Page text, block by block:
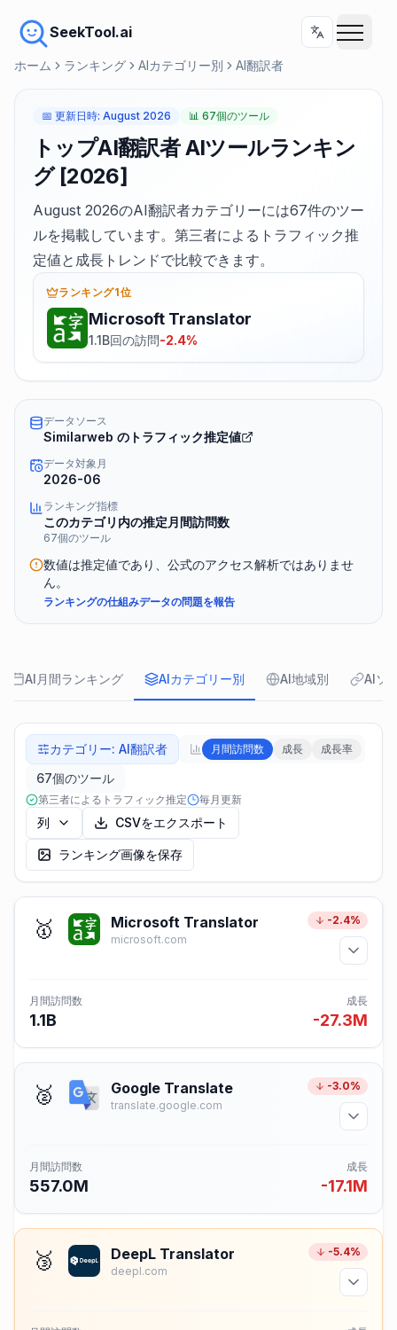
SeekTool.ai
ホーム ランキング AIカテゴリー別 AI翻訳者
📅 更新日時: August 2026 📊 67個のツール
トップAI翻訳者 AIツールランキン
グ [2026]
August 2026のAI翻訳者カテゴリーには67件のツー
ルを掲載しています。第三者によるトラフィック推
定値と成長トレンドで比較できます。
ランキング1位
Microsoft Translator
1.1B回の訪問-2.4%
データソース
Similarweb のトラフィック推定値
データ対象月
2026-06
ランキング指標
このカテゴリ内の推定月間訪問数
67個のツール
数値は推定値であり、公式のアクセス解析ではありませ
ん。
ランキングの仕組みデータの問題を報告
AI月間ランキング AIカテゴリー別 AI地域別 AIソ
カテゴリー: AI翻訳者 月間訪問数 成長 成長率
67個のツール
第三者によるトラフィック推定 毎月更新
列 CSVをエクスポート
ランキング画像を保存
🥇 Microsoft Translator
microsoft.com
-2.4%
月間訪問数
1.1B
成長
-27.3M
🥈 Google Translate
translate.google.com
-3.0%
月間訪問数
557.0M
成長
-17.1M
🥉 DeepL Translator
deepl.com
-5.4%